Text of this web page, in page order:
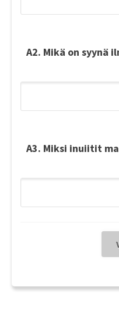
A2. Mikä on syynä
A3. Miksi inuiitit